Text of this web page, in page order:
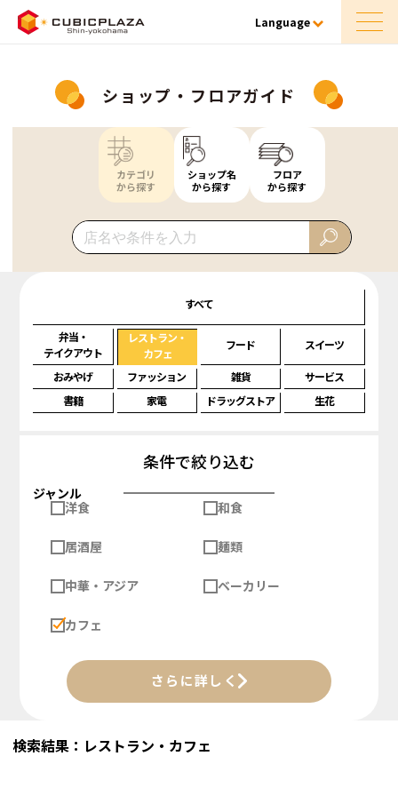
Language
ショップ・フロアガイド
カテゴリ
から探す
ショップ名
から探す
フロア
から探す
すべて
弁当・
テイクアウト
レストラン・
カフェ
フード スイーツ
おみやげ ファッション 雑貨
サービス
書籍
家電 ドラッグストア 生花
条件で絞り込む
ジャンル
洋食
和食
居酒屋 麺類
中華・アジア ベーカリー
カフェ
さらに詳しく
検索結果：レストラン・カフェ